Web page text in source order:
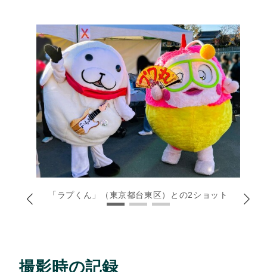
「ラプくん」（東京都台東区）との2ショット
撮影時の記録